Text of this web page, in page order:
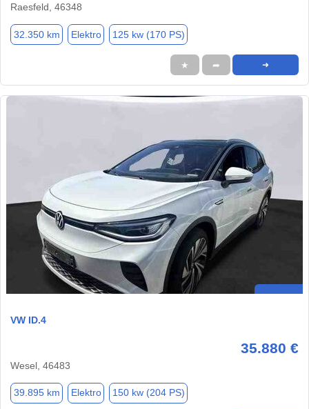
Raesfeld, 46348
32.350 km Elektro 125 kw (170 PS)
★ ➦ ➜
VW ID.4
35.880 €
Wesel, 46483
39.895 km Elektro 150 kw (204 PS)